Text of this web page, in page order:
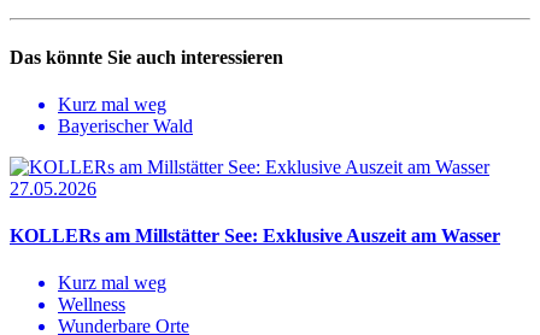
Das könnte Sie auch interessieren
Kurz mal weg
Bayerischer Wald
27.05.2026
KOLLERs am Millstätter See: Exklusive Auszeit am Wasser
Kurz mal weg
Wellness
Wunderbare Orte